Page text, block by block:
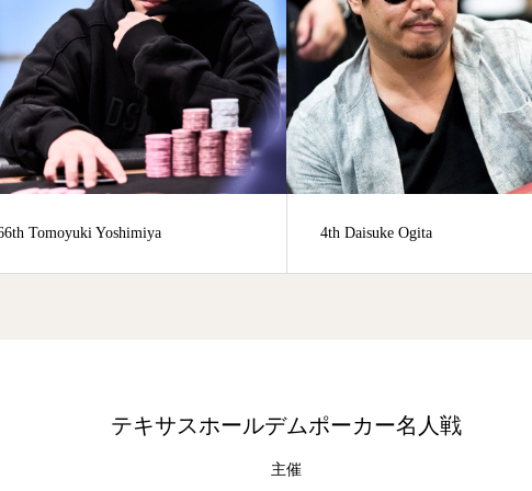
4th Daisuke Ogita 95th Ryo Kotake
テキサスホールデムポーカー名人戦
主催